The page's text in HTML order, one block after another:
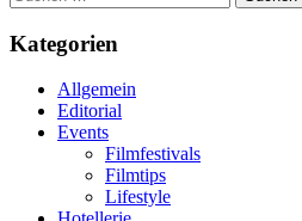
nach:
Kategorien
Allgemein
Editorial
Events
Filmfestivals
Filmtips
Lifestyle